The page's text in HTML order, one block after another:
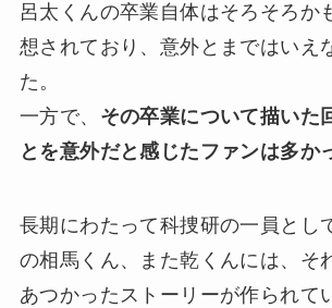
呂太くんの卒業自体はそろそろか
想されており、意外とまではいえ
た。
一方で、 その卒業について描いた
とを意外だと感じたファンは多か
長期にわたって科捜研の一員とし
の相馬くん、また乾くんには、そ
あつかったストーリーが作られて